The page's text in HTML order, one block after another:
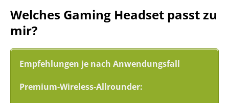
Welches Gaming Headset passt zu
mir?
Empfehlungen je nach Anwendungsfall
Premium-Wireless-Allrounder: